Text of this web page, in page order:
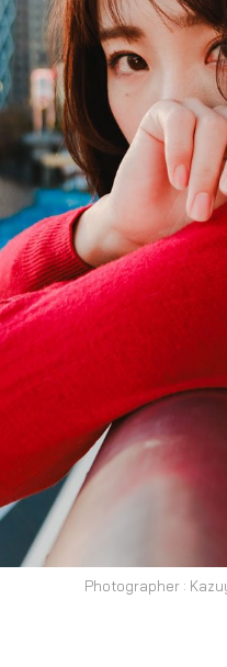
Photographer :